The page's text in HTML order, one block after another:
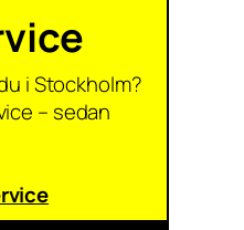
i Stockholm?
– sedan